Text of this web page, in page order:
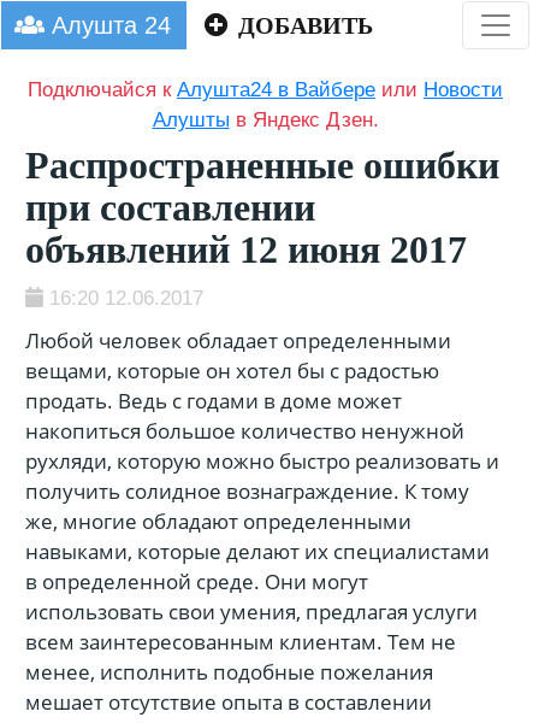
Алушта 24 ДОБАВИТЬ
Подключайся кАлушта24 в Вайбере или Новости
Алушты в Яндекс Дзен.
Распространенные ошибки
при составлении
объявлений 12 июня 2017
16:20 12.06.2017
Любой человек обладает определенными
вещами, которые он хотел бы с радостью
продать. Ведь с годами в доме может
накопиться большое количество ненужной
рухляди, которую можно быстро реализовать и
получить солидное вознаграждение. К тому
же, многие обладают определенными
навыками, которые делают их специалистами
в определенной среде. Они могут
использовать свои умения, предлагая услуги
всем заинтересованным клиентам. Тем не
менее, исполнить подобные пожелания
мешает отсутствие опыта в составлении